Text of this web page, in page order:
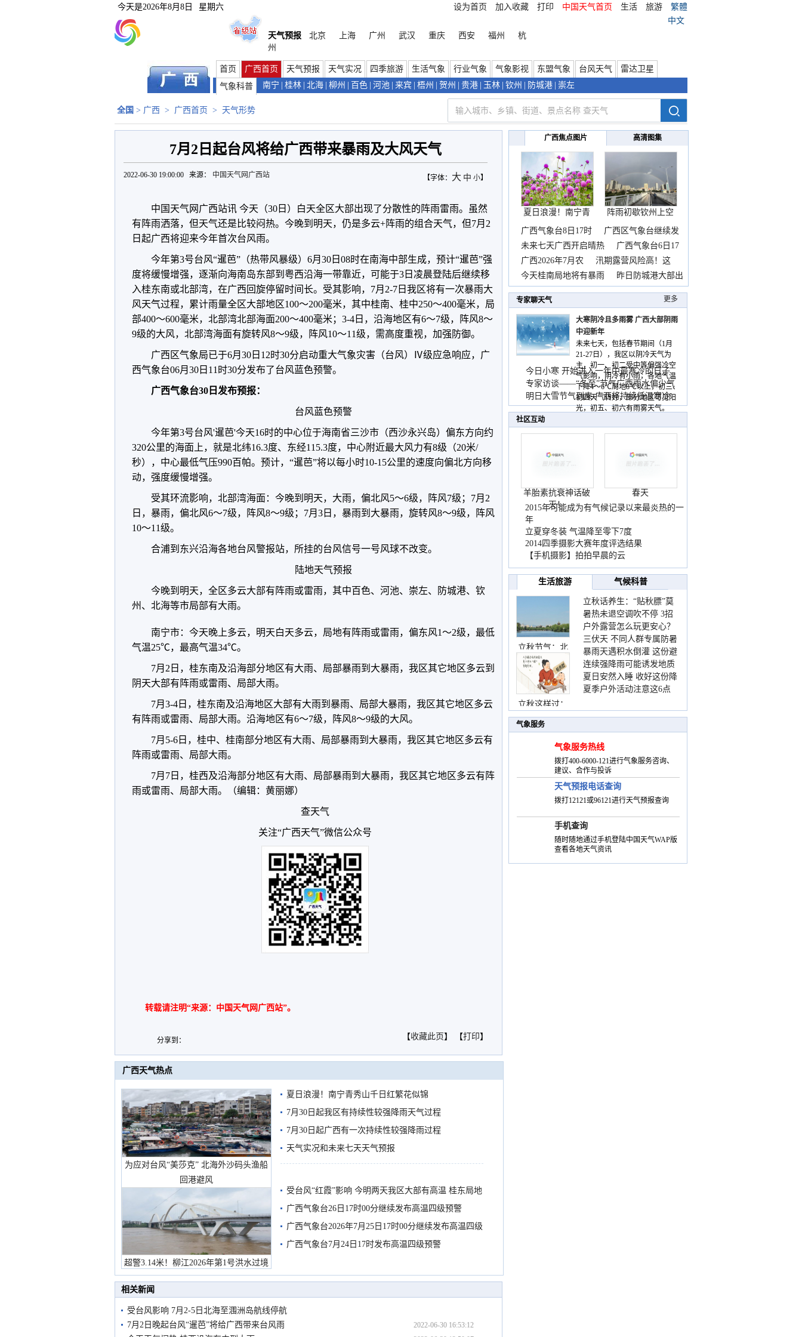
今天是2026年8月8日 星期六 设为首页 加入收藏 打印 中国天气首页 生活 旅游
繁體
中文
天气预报
北京 上海 广州 武汉 重庆 西安 福州
杭
州
首页 广西首页 天气预报 天气实况 四季旅游 生活气象 行业气象 气象影视 东盟气象 台风天气
雷达卫星
气象科普
南宁 桂林 北海 柳州 百色 河池 来宾 梧州 贺州 贵港 玉林 钦州 防城港 崇左
全国 > 广西 > 广西首页 > 天气形势
7月2日起台风将给广西带来暴雨及大风天气
【字体： 大 中 小】
2022-06-30 19:00:00 来源： 中国天气网广西站
中国天气网广西站讯 今天（30日）白天全区大部出现了分散性的阵雨雷雨。虽然
有阵雨洒落，但天气还是比较闷热。今晚到明天，仍是多云+阵雨的组合天气，但7月2
日起广西将迎来今年首次台风雨。
今年第3号台风“暹芭”（热带风暴级）6月30日08时在南海中部生成，预计“暹芭”强
度将缓慢增强，逐渐向海南岛东部到粤西沿海一带靠近，可能于3日凌晨登陆后继续移
入桂东南或北部湾，在广西回旋停留时间长。受其影响，7月2-7日我区将有一次暴雨大
风天气过程，累计雨量全区大部地区100～200毫米，其中桂南、桂中250～400毫米，局
部400～600毫米，北部湾北部海面200～400毫米；3-4日，沿海地区有6～7级，阵风8～
9级的大风，北部湾海面有旋转风8～9级，阵风10～11级，需高度重视，加强防御。
广西区气象局已于6月30日12时30分启动重大气象灾害（台风）Ⅳ级应急响应，广
西气象台06月30日11时30分发布了台风蓝色预警。
广西气象台30日发布预报：
台风蓝色预警
今年第3号台风'暹芭'今天16时的中心位于海南省三沙市（西沙永兴岛）偏东方向约
320公里的海面上，就是北纬16.3度、东经115.3度，中心附近最大风力有8级（20米/
秒），中心最低气压990百帕。预计，“暹芭”将以每小时10-15公里的速度向偏北方向移
动，强度缓慢增强。
受其环流影响，北部湾海面：今晚到明天，大雨，偏北风5～6级，阵风7级；7月2
日，暴雨，偏北风6～7级，阵风8～9级；7月3日，暴雨到大暴雨，旋转风8～9级，阵风
10～11级。
合浦到东兴沿海各地台风警报站，所挂的台风信号一号风球不改变。
陆地天气预报
今晚到明天，全区多云大部有阵雨或雷雨，其中百色、河池、崇左、防城港、钦
州、北海等市局部有大雨。
南宁市：今天晚上多云，明天白天多云，局地有阵雨或雷雨，偏东风1～2级，最低
气温25℃，最高气温34℃。
7月2日，桂东南及沿海部分地区有大雨、局部暴雨到大暴雨，我区其它地区多云到
阴天大部有阵雨或雷雨、局部大雨。
7月3-4日，桂东南及沿海地区大部有大雨到暴雨、局部大暴雨，我区其它地区多云
有阵雨或雷雨、局部大雨。沿海地区有6～7级，阵风8～9级的大风。
7月5-6日，桂中、桂南部分地区有大雨、局部暴雨到大暴雨，我区其它地区多云有
阵雨或雷雨、局部大雨。
7月7日，桂西及沿海部分地区有大雨、局部暴雨到大暴雨，我区其它地区多云有阵
雨或雷雨、局部大雨。（编辑：黄丽娜）
查天气
关注“广西天气”微信公众号
转载请注明“来源：中国天气网广西站”。
分享到： 【收藏此页 】 【打印】
广西天气热点
为应对台风“美莎克” 北海外沙码头渔船
回港避风
超警3.14米！柳江2026年第1号洪水过境
市民在堤岸见证汛况
夏日浪漫！南宁青秀山千日红繁花似锦
7月30日起我区有持续性较强降雨天气过程
7月30日起广西有一次持续性较强降雨过程
天气实况和未来七天天气预报
受台风“红霞”影响 今明两天我区大部有高温 桂东局地
有较强降雨
广西气象台26日17时00分继续发布高温四级预警
广西气象台2026年7月25日17时00分继续发布高温四级
预警
广西气象台7月24日17时发布高温四级预警
相关新闻
受台风影响 7月2-5日北海至涠洲岛航线停航
2022-06-30 16:53:12
7月2日晚起台风“暹芭”将给广西带来台风雨
广西焦点图片 高清图集
夏日浪漫！南宁青
秀山
阵雨初歇钦州上空
邂逅
广西气象台8日17时
广西区气象台继续发
布
未来七天广西开启晴热
广西气象台6日17
时
广西2026年7月农
汛期露营风险高！这
份
今天桂南局地将有暴雨
昨日防城港大部出
现暴
专家聊天气 更多
大寒阴冷且多雨雾 广西大部阴雨
中迎新年
未来七天，包括春节期间（1月
21-27日），我区以阴冷天气为
主，初一、初二受中等偏强冷空
气影响，阴冷有小雨，各地气温
下降4～6℃局地8℃以上，初三、
初四天气转好，部分地区可见阳
光，初五、初六有雨雾天气。
今日小寒 开始进入一年中最寒冷的日子
专家访谈——“冬至”节气广西雨水偏少气
温低
明日大雪节气到来 广西将持续低温寒冷
天气
社区互动
羊胎素抗衰神话破
灭！
春天
2015年可能成为有气候记录以来最炎热的一
年
立夏穿冬装 气温降至零下7度
2014四季摄影大赛年度评选结果
【手机摄影】拍拍早晨的云
生活旅游 气候科普
立秋节气：北
立秋这样过：
立秋话养生：“贴秋膘”莫
着急 先清暑再防燥
暑热未退空调吹不停 3招
护住肩颈不酸痛
户外露营怎么玩更安心？
这份攻略请收好
三伏天 不同人群专属防暑
要点请收好
暴雨天遇积水倒灌 这份避
险提示请收好
连续强降雨可能诱发地质
灾害 这些前兆要知道
夏日安然入睡 收好这份降
温小贴士
夏季户外活动注意这6点
气象服务
气象服务热线
拨打400-6000-121进行气象服务咨询、
建议、合作与投诉
天气预报电话查询
拨打12121或96121进行天气预报查询
手机查询
随时随地通过手机登陆中国天气WAP版
查看各地天气资讯